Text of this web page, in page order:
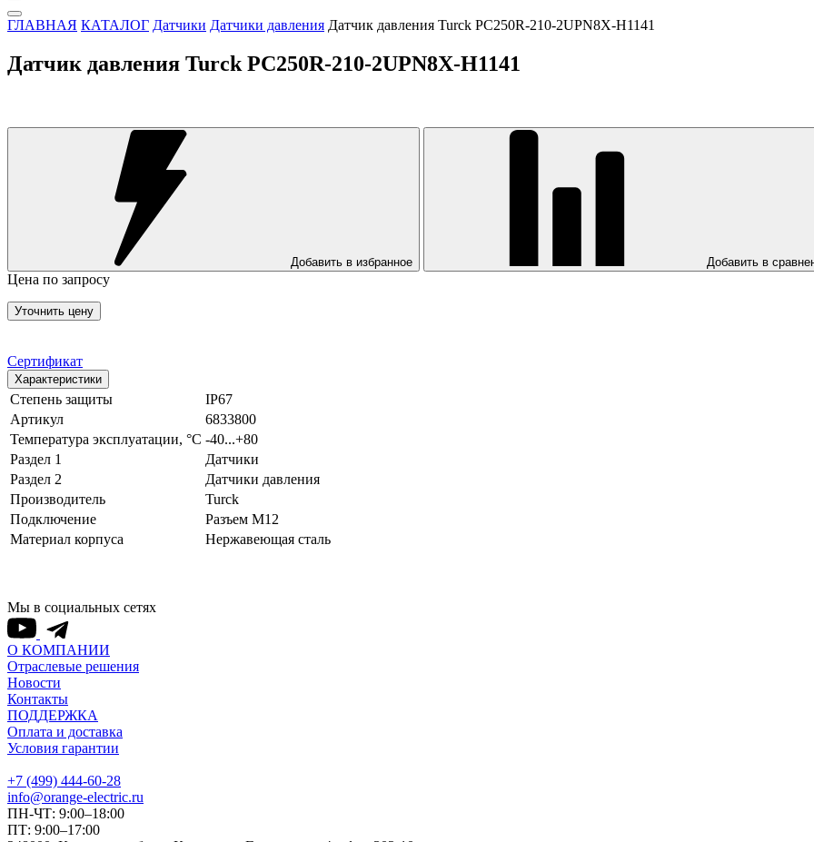
ГЛАВНАЯ КАТАЛОГ Датчики Датчики давления Датчик давления Turck PC250R-210-2UPN8X-H1141
Датчик давления Turck PC250R-210-2UPN8X-H1141
Добавить в избранное Добавить в
Цена по запросу
Уточнить цену
Сертификат
Характеристики
Степень защиты
IP67
Артикул
6833800
Температура эксплуатации, °С -40...+80
Раздел 1
Датчики
Раздел 2
Датчики давления
Производитель
Turck
Подключение
Разъем M12
Материал корпуса
Нержавеющая сталь
Мы в социальных сетях
О КОМПАНИИ
Отраслевые решения
Новости
Контакты
ПОДДЕРЖКА
Оплата и доставка
Условия гарантии
+7 (499) 444-60-28
info@orange-electric.ru
ПН-ЧТ: 9:00–18:00
ПТ: 9:00–17:00